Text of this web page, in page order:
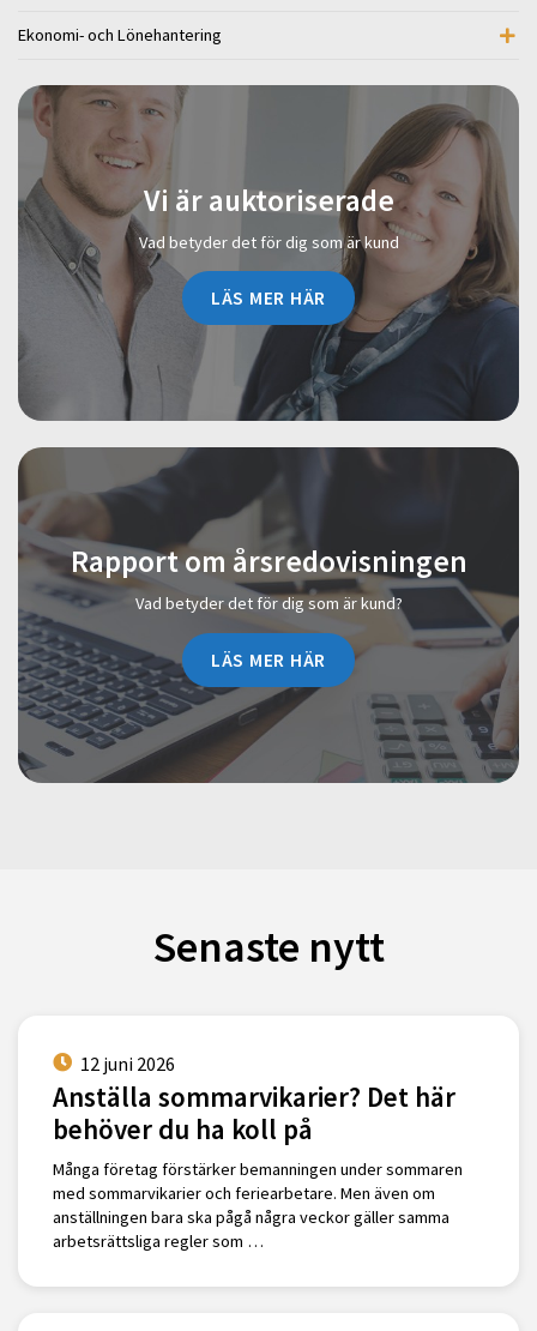
Ekonomi- och Lönehantering
Vi är auktoriserade
Vad betyder det för dig som är kund
LÄS MER HÄR
Rapport om årsredovisningen
Vad betyder det för dig som är kund?
LÄS MER HÄR
Senaste nytt
12 juni 2026
Anställa sommarvikarier? Det här
behöver du ha koll på
Många företag förstärker bemanningen under sommaren
med sommarvikarier och feriearbetare. Men även om
anställningen bara ska pågå några veckor gäller samma
arbetsrättsliga regler som …